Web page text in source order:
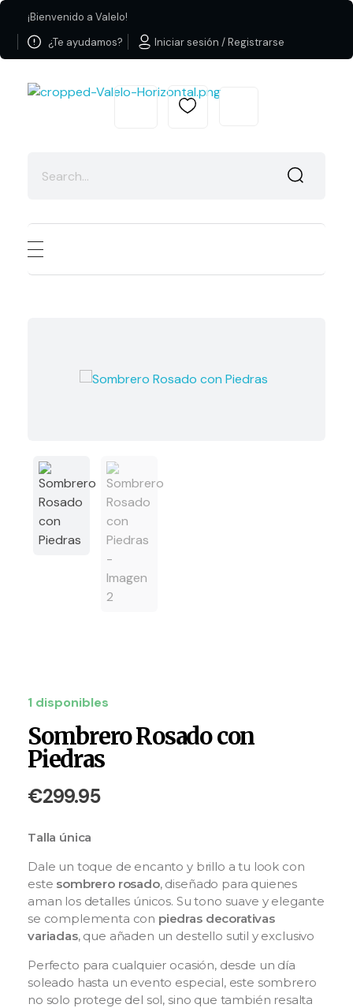
¡Bienvenido a Valelo!
¿Te ayudamos?
Iniciar sesión / Registrarse
Sombrero Rosado con
Piedras
€299.95
Talla única
Dale un toque de encanto y brillo a tu look con
este sombrero rosado, diseñado para quienes
aman los detalles únicos. Su tono suave y elegante
se complementa con piedras decorativas
variadas, que añaden un destello sutil y exclusivo
Perfecto para cualquier ocasión, desde un día
soleado hasta un evento especial, este sombrero
no solo protege del sol, sino que también resalta
1 disponibles